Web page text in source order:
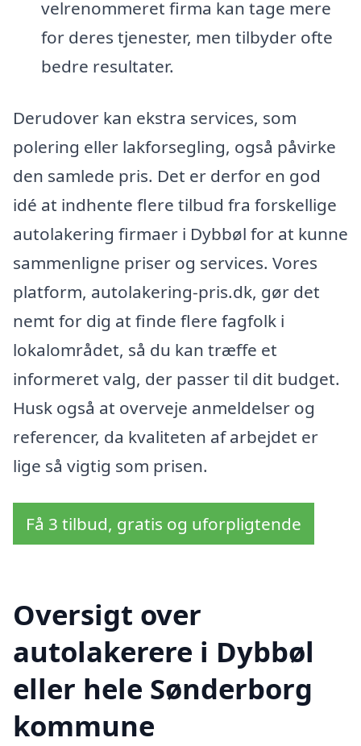
velrenommeret firma kan tage mere
for deres tjenester, men tilbyder ofte
bedre resultater.
Derudover kan ekstra services, som
polering eller lakforsegling, også påvirke
den samlede pris. Det er derfor en god
idé at indhente flere tilbud fra forskellige
autolakering firmaer i Dybbøl for at kunne
sammenligne priser og services. Vores
platform, autolakering-pris.dk, gør det
nemt for dig at finde flere fagfolk i
lokalområdet, så du kan træffe et
informeret valg, der passer til dit budget.
Husk også at overveje anmeldelser og
referencer, da kvaliteten af arbejdet er
lige så vigtig som prisen.
Få 3 tilbud, gratis og uforpligtende
Oversigt over
autolakerere i Dybbøl
eller hele Sønderborg
kommune